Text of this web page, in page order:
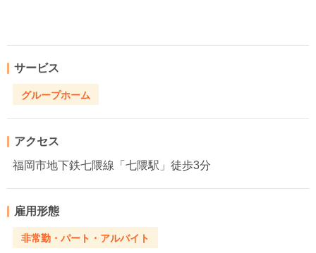
サービス
グループホーム
アクセス
福岡市地下鉄七隈線「七隈駅」徒歩3分
雇用形態
非常勤・パート・アルバイト